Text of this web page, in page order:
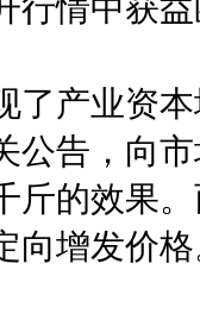
行情中获
了产业资
公告，向
斤的效果
向增发价